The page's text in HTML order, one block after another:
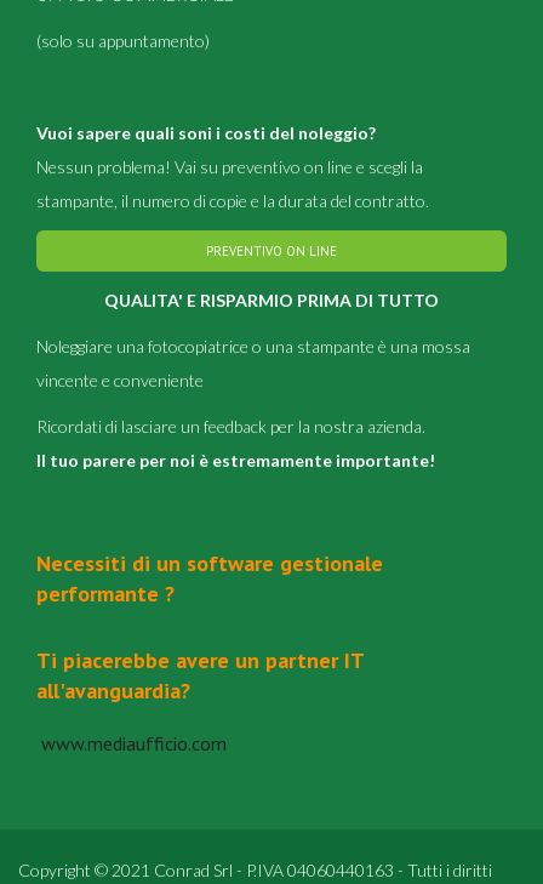
(solo su appuntamento)
Vuoi sapere quali soni i costi del noleggio?
Nessun problema! Vai su preventivo on line e scegli la
stampante, il numero di copie e la durata del contratto.
PREVENTIVO ON LINE
QUALITA' E RISPARMIO PRIMA DI TUTTO
Noleggiare una fotocopiatrice o una stampante è una mossa
vincente e conveniente
Ricordati di lasciare un feedback per la nostra azienda.
Il tuo parere per noi è estremamente importante!
Necessiti di un software gestionale
performante ?
Ti piacerebbe avere un partner IT
all'avanguardia?
www.mediaufficio.com
Copyright © 2021 Conrad Srl - P.IVA 04060440163 - Tutti i diritti